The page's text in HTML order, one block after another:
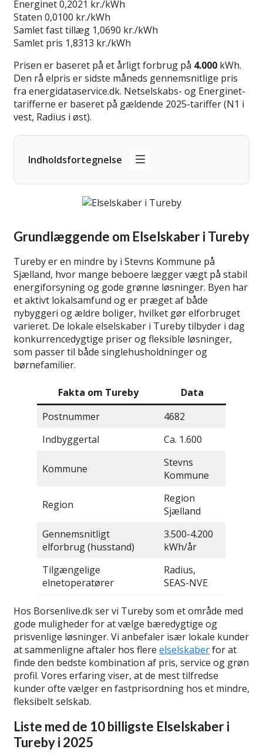
Energinet0,2021 kr./kWh
Staten 0,0100 kr./kWh
Samlet fast tillæg 1,0690 kr./kWh
Samlet pris 1,8313 kr./kWh
Prisen er baseret på et årligt forbrug på 4.000 kWh.
Den rå elpris er sidste måneds gennemsnitlige pris
fra energidataservice.dk. Netselskabs- og Energinet-
tarifferne er baseret på gældende 2025-tariffer (N1 i
vest, Radius i øst).
Indholdsfortegnelse
Grundlæggende om Elselskaber i Tureby
Tureby er en mindre by i Stevns Kommune på
Sjælland, hvor mange beboere lægger vægt på stabil
energiforsyning og gode grønne løsninger. Byen har
et aktivt lokalsamfund og er præget af både
nybyggeri og ældre boliger, hvilket gør elforbruget
varieret. De lokale elselskaber i Tureby tilbyder i dag
konkurrencedygtige priser og fleksible løsninger,
som passer til både singlehusholdninger og
børnefamilier.
Fakta om Tureby
Data
Postnummer
4682
Indbyggertal
Ca. 1.600
Kommune
Stevns
Kommune
Region
Region
Sjælland
Gennemsnitligt
elforbrug (husstand)
3.500-4.200
kWh/år
Tilgængelige
elnetoperatører
Radius,
SEAS-NVE
Hos Borsenlive.dk ser vi Tureby som et område med
gode muligheder for at vælge bæredygtige og
prisvenlige løsninger. Vi anbefaler især lokale kunder
at sammenligne aftaler hos flere elselskaberfor at
finde den bedste kombination af pris, service og grøn
profil. Vores erfaring viser, at de mest tilfredse
kunder ofte vælger en fastprisordning hos et mindre,
fleksibelt selskab.
Liste med de 10 billigste Elselskaber i
Tureby i 2025